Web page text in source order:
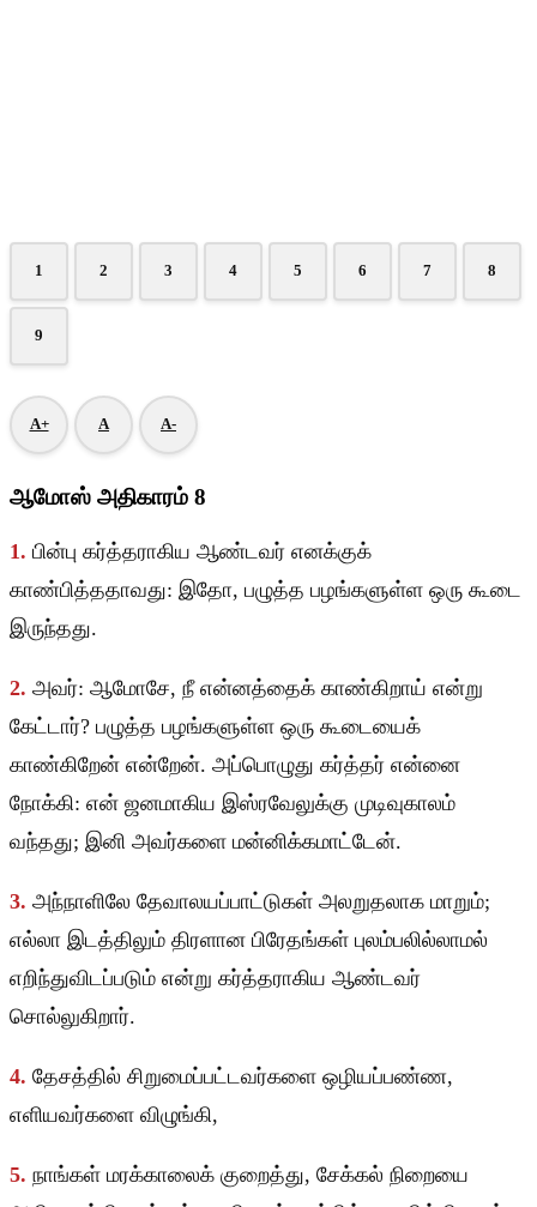
1 2 3 4 5 6 7 8
9
A+ A A-
ஆமோஸ் அதிகாரம் 8
1. பின்பு கர்த்தராகிய ஆண்டவர் எனக்குக்
காண்பித்ததாவது: இதோ, பழுத்த பழங்களுள்ள ஒரு கூடை
இருந்தது.
2. அவர்: ஆமோசே, நீ என்னத்தைக் காண்கிறாய் என்று
கேட்டார்? பழுத்த பழங்களுள்ள ஒரு கூடையைக்
காண்கிறேன் என்றேன். அப்பொழுது கர்த்தர் என்னை
நோக்கி: என் ஜனமாகிய இஸ்ரவேலுக்கு முடிவுகாலம்
வந்தது; இனி அவர்களை மன்னிக்கமாட்டேன்.
3. அந்நாளிலே தேவாலயப்பாட்டுகள் அலறுதலாக மாறும்;
எல்லா இடத்திலும் திரளான பிரேதங்கள் புலம்பலில்லாமல்
எறிந்துவிடப்படும் என்று கர்த்தராகிய ஆண்டவர்
சொல்லுகிறார்.
4. தேசத்தில் சிறுமைப்பட்டவர்களை ஒழியப்பண்ண,
எளியவர்களை விழுங்கி,
5. நாங்கள் மரக்காலைக் குறைத்து, சேக்கல் நிறையை